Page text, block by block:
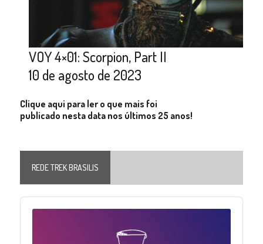
VOY 4×01: Scorpion, Part II
10 de agosto de 2023
Clique aqui para ler o que mais foi
publicado nesta data nos últimos 25 anos!
REDE TREK BRASILIS
Audio
Player